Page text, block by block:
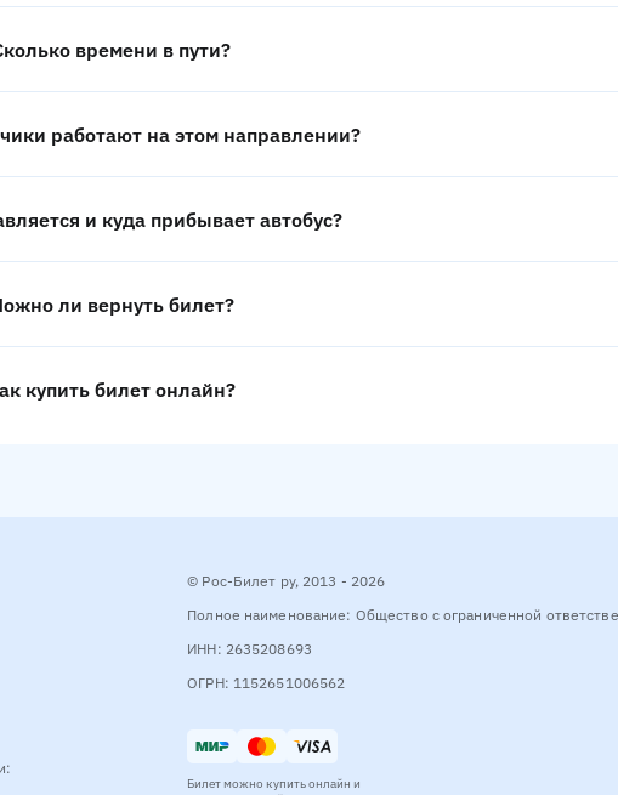
времени в пути?
работают на этом направлении?
и куда прибывает автобус?
ли вернуть билет?
купить билет онлайн?
© Рос-Билет ру, 2013 - 2026
Полное наименование: Общество с ограниченной
ИНН: 2635208693
ОГРН: 1152651006562
Билет можно купить онлайн и